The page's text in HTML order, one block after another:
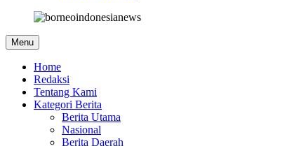
Menu
Home
Redaksi
Tentang Kami
Kategori Berita
Berita Utama
Nasional
Berita Daerah